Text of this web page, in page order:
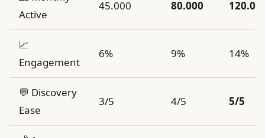
Active
45.000 80.000
📈
Engagement
6% 9% 14%
💬 Discovery
Ease
3/5 4/5 5/5